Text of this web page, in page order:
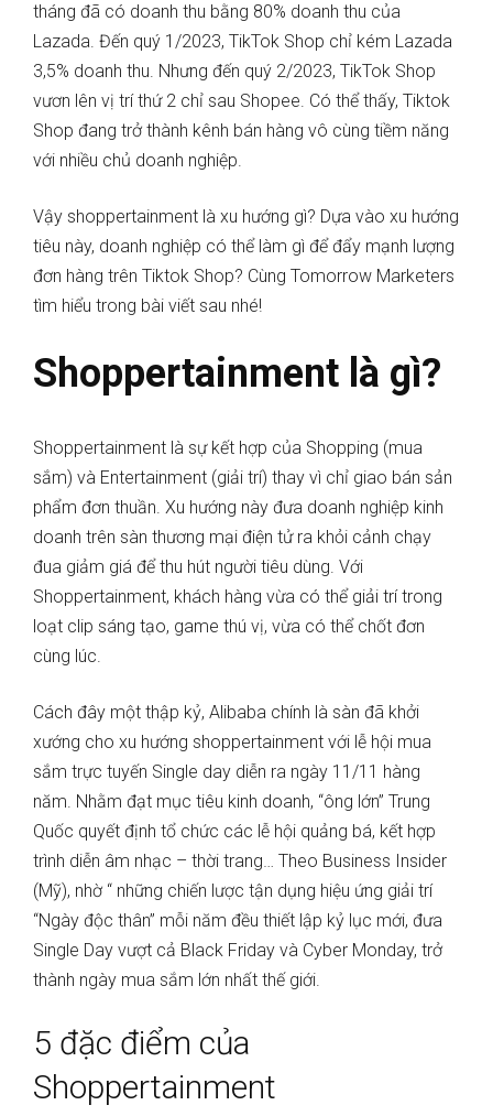
tháng đã có doanh thu bằng 80% doanh thu của
Lazada. Đến quý 1/2023, TikTok Shop chỉ kém Lazada
3,5% doanh thu. Nhưng đến quý 2/2023, TikTok Shop
vươn lên vị trí thứ 2 chỉ sau Shopee. Có thể thấy, Tiktok
Shop đang trở thành kênh bán hàng vô cùng tiềm năng
với nhiều chủ doanh nghiệp.
Vậy shoppertainment là xu hướng gì? Dựa vào xu hướng
tiêu này, doanh nghiệp có thể làm gì để đẩy mạnh lượng
đơn hàng trên Tiktok Shop? Cùng Tomorrow Marketers
tìm hiểu trong bài viết sau nhé!
Shoppertainment là gì?
Shoppertainment là sự kết hợp của Shopping (mua
sắm) và Entertainment (giải trí) thay vì chỉ giao bán sản
phẩm đơn thuần. Xu hướng này đưa doanh nghiệp kinh
doanh trên sàn thương mại điện tử ra khỏi cảnh chạy
đua giảm giá để thu hút người tiêu dùng. Với
Shoppertainment, khách hàng vừa có thể giải trí trong
loạt clip sáng tạo, game thú vị, vừa có thể chốt đơn
cùng lúc.
Cách đây một thập kỷ, Alibaba chính là sàn đã khởi
xướng cho xu hướng shoppertainment với lễ hội mua
sắm trực tuyến Single day diễn ra ngày 11/11 hàng
năm. Nhằm đạt mục tiêu kinh doanh, “ông lớn” Trung
Quốc quyết định tổ chức các lễ hội quảng bá, kết hợp
trình diễn âm nhạc – thời trang… Theo Business Insider
(Mỹ), nhờ “ những chiến lược tận dụng hiệu ứng giải trí
“Ngày độc thân” mỗi năm đều thiết lập kỷ lục mới, đưa
Single Day vượt cả Black Friday và Cyber Monday, trở
thành ngày mua sắm lớn nhất thế giới.
5 đặc điểm của
Shoppertainment